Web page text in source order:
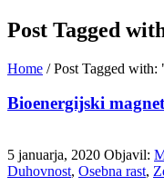
Post Tagged
Home /Post Tagged with:
Bioenergijski
5 januarja, 2020 Objavil:
Duhovnost, Osebna rast,